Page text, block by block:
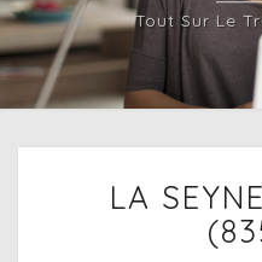
Tout Sur Le
LA